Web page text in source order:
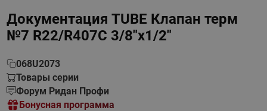
Документация TUBE Клапан терм
№7 R22/R407C 3/8"x1/2"
068U2073
Товары серии
Форум Ридан Профи
Бонусная программа